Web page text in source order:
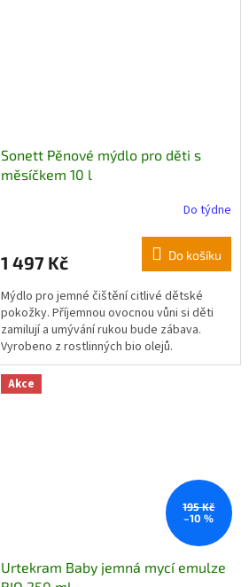
Sonett Pěnové mýdlo pro děti s
měsíčkem 10 l
Do týdne
1 497 Kč Do košíku
Mýdlo pro jemné čištění citlivé dětské
pokožky. Příjemnou ovocnou vůni si děti
zamilují a umývání rukou bude zábava.
Vyrobeno z rostlinných bio olejů.
Akce
195 Kč
–10 %
Urtekram Baby jemná mycí emulze